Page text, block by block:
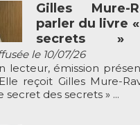
Gilles Mure-
parler du livre
secrets
le 10/07/26
lecteur, émission
reçoit Gilles Mure-
secret des secrets » ...